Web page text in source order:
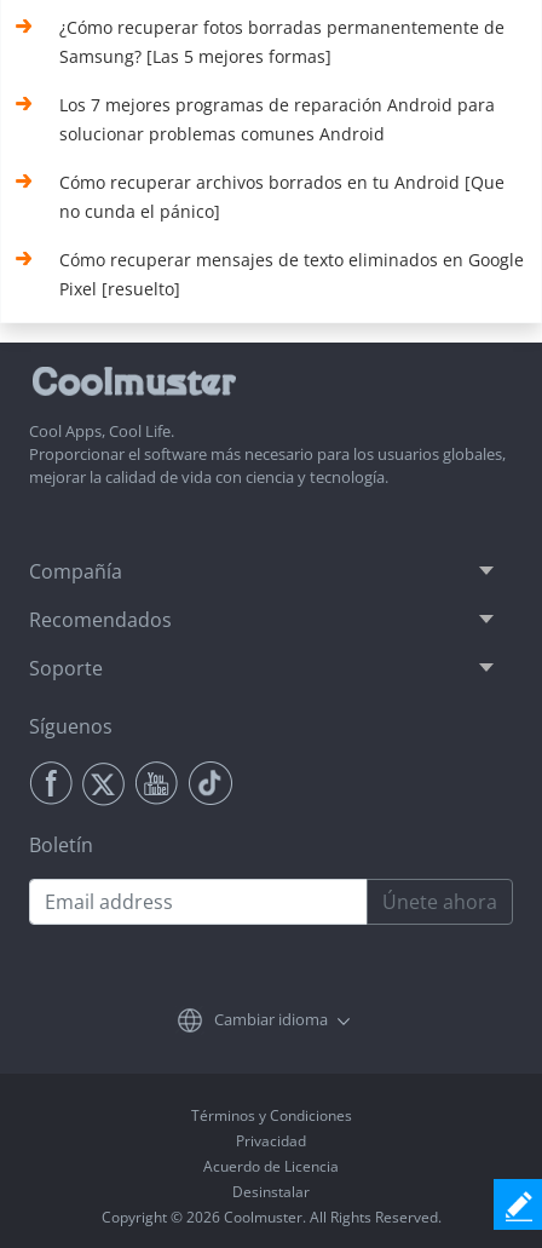
¿Cómo recuperar fotos borradas permanentemente de
Samsung? [Las 5 mejores formas]
Los 7 mejores programas de reparación Android para
solucionar problemas comunes Android
Cómo recuperar archivos borrados en tu Android [Que
no cunda el pánico]
Cómo recuperar mensajes de texto eliminados en Google
Pixel [resuelto]
Cool Apps, Cool Life.
Proporcionar el software más necesario para los usuarios globales,
mejorar la calidad de vida con ciencia y tecnología.
Compañía
Recomendados
Soporte
Síguenos
Boletín
Únete ahora
Cambiar idioma
Términos y Condiciones
Privacidad
Acuerdo de Licencia
Desinstalar
Copyright © 2026 Coolmuster. All Rights Reserved.